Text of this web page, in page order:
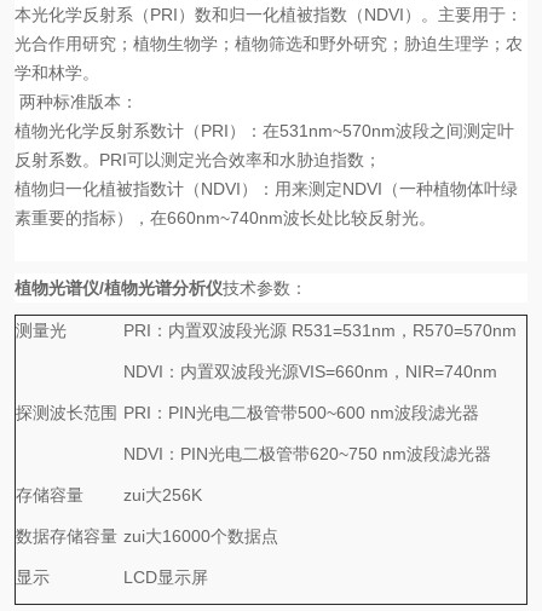
本光化学反射系（PRI）数和归一化植被指数（NDVI）。主要用于：
光合作用研究；植物生物学；植物筛选和野外研究；胁迫生理学；农
学和林学。
两种标准版本：
植物光化学反射系数计（PRI）：在531nm~570nm波段之间测定叶
反射系数。 PRI可以测定光合效率和水胁迫指数；
植物归一化植被指数计（NDVI）：用来测定NDVI （一种植物体叶绿
素重要的指标），在660nm~740nm波长处比较反射光。
植物光谱仪/植物光谱分析仪技术参数：
测量光 PRI ：内置双波段光源 R531=531nm ， R570=570nm
NDVI ：内置双波段光源VIS=660nm ， NIR=740nm
探测波长范围 PRI ： PIN光电二极管带500~600 nm波段滤光器
NDVI ： PIN光电二极管带620~750 nm波段滤光器
存储容量 zui大256K
数据存储容量 zui大16000个数据点
显示 LCD显示屏